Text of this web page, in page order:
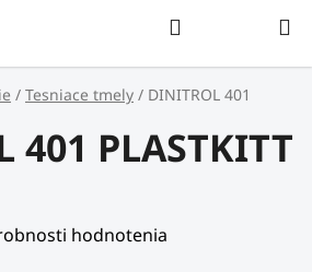
KOŠÍK
/ Tesniace tmely / DINITROL 401
401 PLASTKITT
hodnotenia